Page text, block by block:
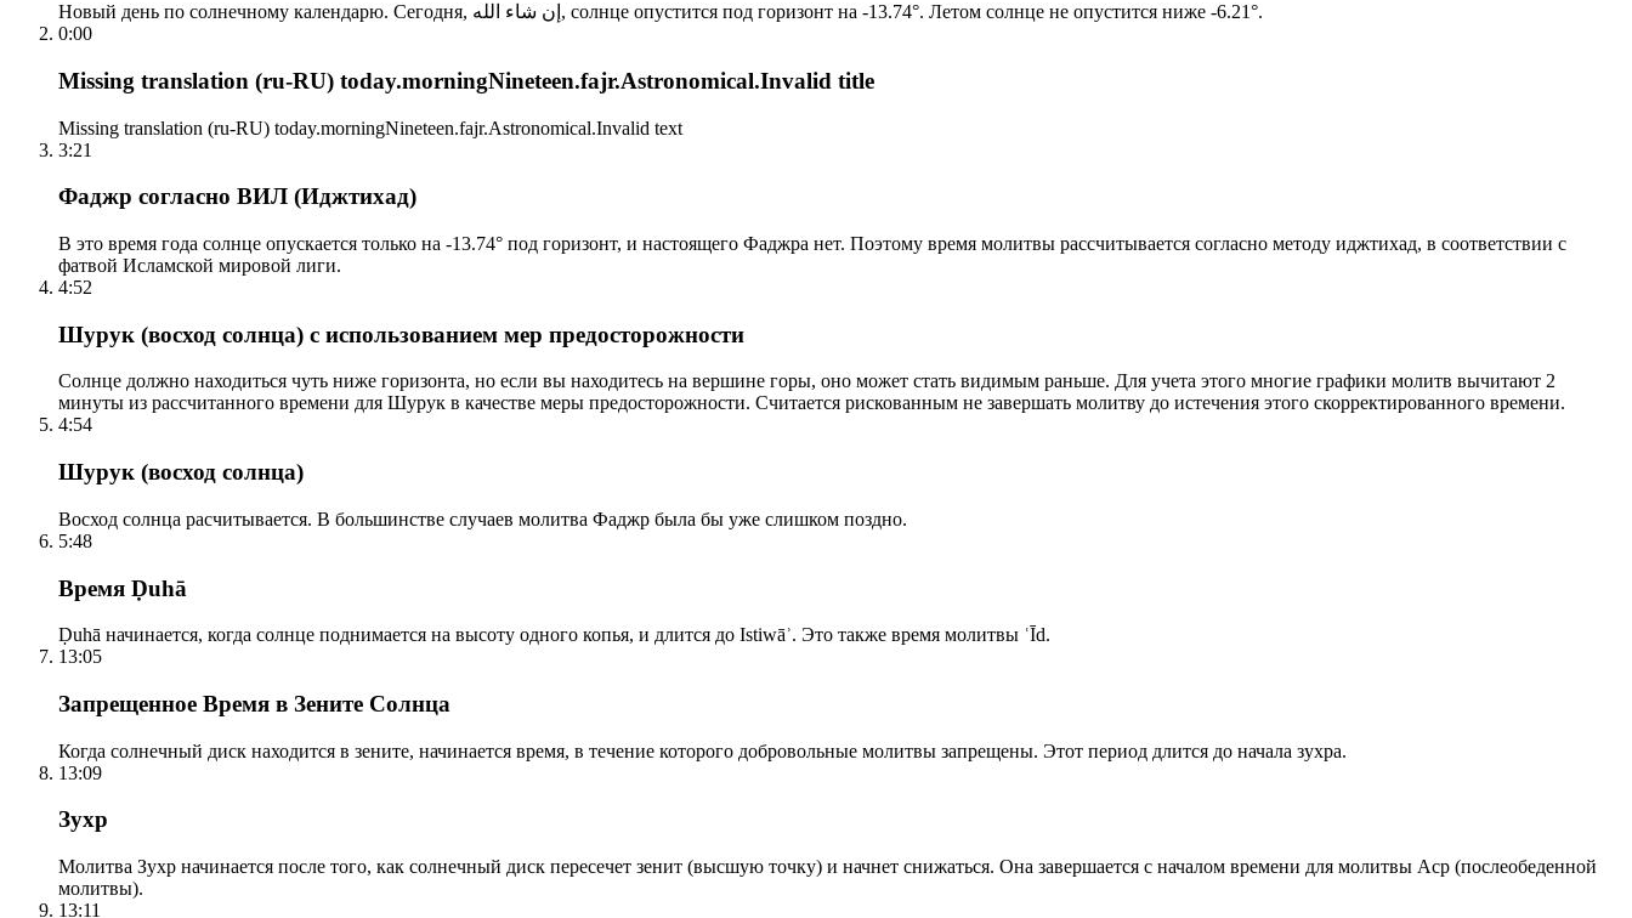
Новый день по солнечному календарю. Сегодня, إن شاء الله, солнце опустится под горизонт на -13.74°. Летом солнце не опустится ниже -6.21°.
0:00
Missing translation (ru-RU) today.morningNineteen.fajr.Astronomical.Invalid title
Missing translation (ru-RU) today.morningNineteen.fajr.Astronomical.Invalid text
3:21
Фаджр согласно ВИЛ (Иджтихад)
В это время года солнце опускается только на -13.74° под горизонт, и настоящего Фаджра нет. Поэтому время молитвы рассчитывается согласно методу иджтихад, в соответствии с
фатвой Исламской мировой лиги.
4:52
Шурук (восход солнца) с использованием мер предосторожности
Солнце должно находиться чуть ниже горизонта, но если вы находитесь на вершине горы, оно может стать видимым раньше. Для учета этого многие графики молитв вычитают 2
минуты из рассчитанного времени для Шурук в качестве меры предосторожности. Считается рискованным не завершать молитву до истечения этого скорректированного времени.
4:54
Шурук (восход солнца)
Восход солнца расчитывается. В большинстве случаев молитва Фаджр была бы уже слишком поздно.
5:48
Время Ḍuhā
Ḍuhā начинается, когда солнце поднимается на высоту одного копья, и длится до Istiwāʾ. Это также время молитвы ʿĪd.
13:05
Запрещенное Время в Зените Солнца
Когда солнечный диск находится в зените, начинается время, в течение которого добровольные молитвы запрещены. Этот период длится до начала зухра.
13:09
Зухр
Молитва Зухр начинается после того, как солнечный диск пересечет зенит (высшую точку) и начнет снижаться. Она завершается с началом времени для молитвы Аср (послеобеденной
молитвы).
13:11